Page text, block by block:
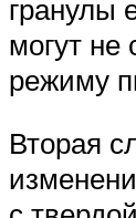
гранулы
могут не
режиму
Вторая